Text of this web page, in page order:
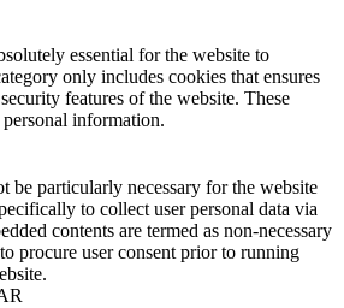
essential for the website to
only includes cookies that ensures
features of the website. These
information.
be particularly necessary for the website
to collect user personal data via
contents are termed as non-necessary
procure user consent prior to running